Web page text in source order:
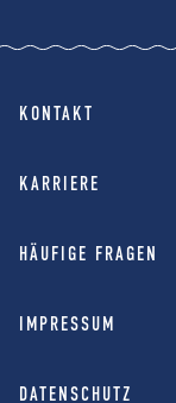
KONTAKT
KARRIERE
HÄUFIGE FRAGEN
IMPRESSUM
DATENSCHUTZ